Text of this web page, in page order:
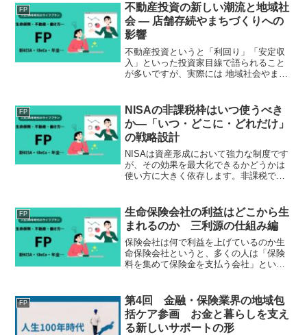
FP
不動産投資の新しい潮流と地域社
会 ― 店舗存続やまちづくりへの
影響
不動産投資というと「利回り」「安定収
入」といった投資家目線で語られること
が多いですが、実際には 地域社会やまち
資、海外REITの普及により、不動産は
「資産運用商品」で...
FP
NISAの非課税枠はいつ使うべき
か―「いつ・どこに・どれだけ」
の戦略設計
NISAは資産形成において強力な制度です
が、その効果を最大化できるかどうかは
使い方に大きく依存します。非課税であ
という設計が不十分なまま運用されてい
るケースも少なくありま...
FP
生命保険会社の利益はどこから生
まれるのか 三利源の仕組み編
保険会社は何で利益を上げているのか生
命保険会社というと、多くの人は「保険
料を集めて保険金を支払う会社」という
ん。保険金の支払いが予定より少なかっ
たり、資産運用が好調だったり...
FP
第4回 金融・保険業界の地域包
括ケア参画 お金と暮らしを支え
る新しいサポートの形